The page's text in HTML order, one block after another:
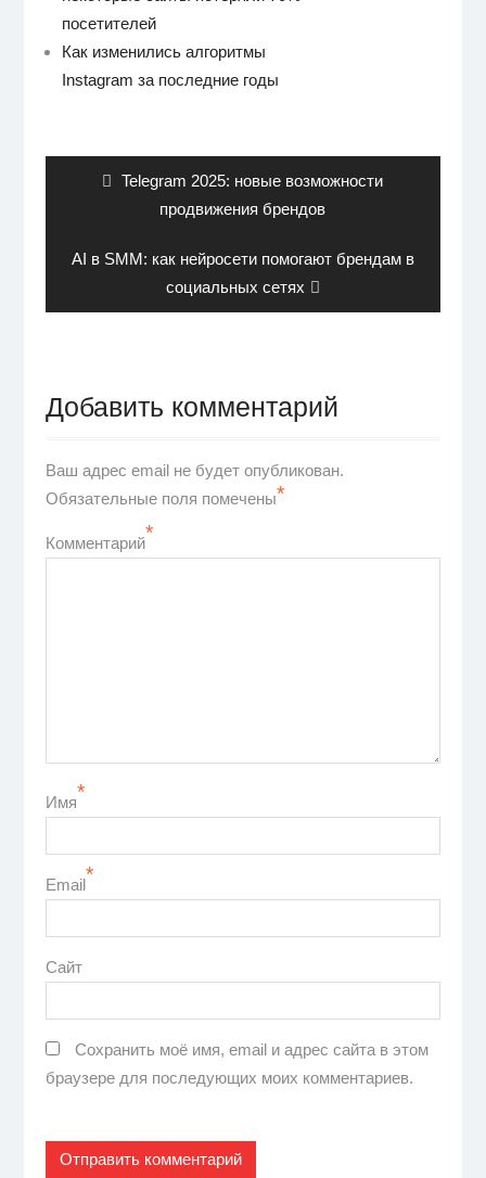
посетителей
Как изменились алгоритмы
Instagram за последние годы
записямPrevious
Telegram 2025: новые возможности
продвижения брендов
Next
AI в SMM: как нейросети помогают брендам в
социальных сетях
Добавить комментарий
Ваш адрес email не будет опубликован.
Обязательные поля помечены*
Комментарий*
Имя*
Email*
Сайт
Сохранить моё имя, email и адрес сайта в этом
браузере для последующих моих комментариев.